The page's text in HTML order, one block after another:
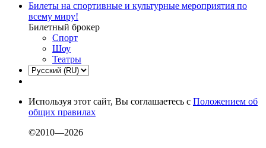
Билеты на спортивные и культурные мероприятия по
всему миру!
Билетный брокер
Спорт
Шоу
Театры
Используя этот сайт, Вы соглашаетесь с Положением об
общих правилах
©2010—2026